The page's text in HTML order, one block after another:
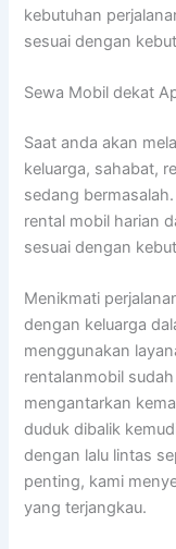
kebutuhan
sesuai dengan
Sewa Mobil dekat
Saat anda akan
keluarga, sahabat,
sedang
rental mobil harian
sesuai dengan
Menikmati
dengan keluarga
menggunakan
rentalanmobil
mengantarkan
duduk dibalik
dengan lalu lintas
penting, kami
yang terjangkau.